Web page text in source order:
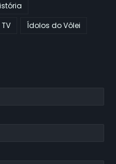
TV Ídolos do Vôlei